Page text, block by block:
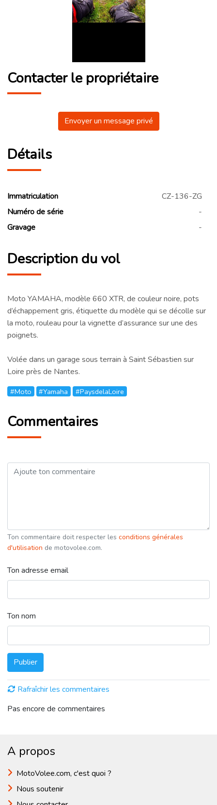
Contacter le propriétaire
Envoyer un message privé
Détails
Immatriculation
CZ-136-ZG
Numéro de série
-
Gravage
-
Description du vol
Moto YAMAHA, modèle 660 XTR, de couleur noire, pots
d’échappement gris, étiquette du modèle qui se décolle sur
la moto, rouleau pour la vignette d’assurance sur une des
poignets.
Volée dans un garage sous terrain à Saint Sébastien sur
Loire près de Nantes.
#Moto #Yamaha #PaysdelaLoire
Commentaires
Ton commentaire doit respecter les conditions générales
d'utilisation de motovolee.com.
Ton adresse email
Ton nom
Publier
Rafraîchir les commentaires
Pas encore de commentaires
A propos
MotoVolee.com, c'est quoi ?
Nous soutenir